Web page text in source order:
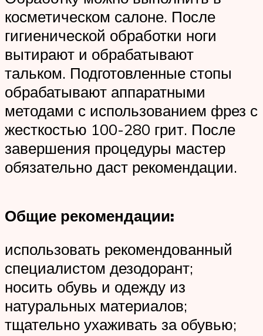
косметическом салоне. После
гигиенической обработки ноги
вытирают и обрабатывают
тальком. Подготовленные стопы
обрабатывают аппаратными
методами с использованием фрез с
жесткостью 100-280 грит. После
завершения процедуры мастер
обязательно даст рекомендации.
Общие рекомендации:
использовать рекомендованный
специалистом дезодорант;
носить обувь и одежду из
натуральных материалов;
тщательно ухаживать за обувью;